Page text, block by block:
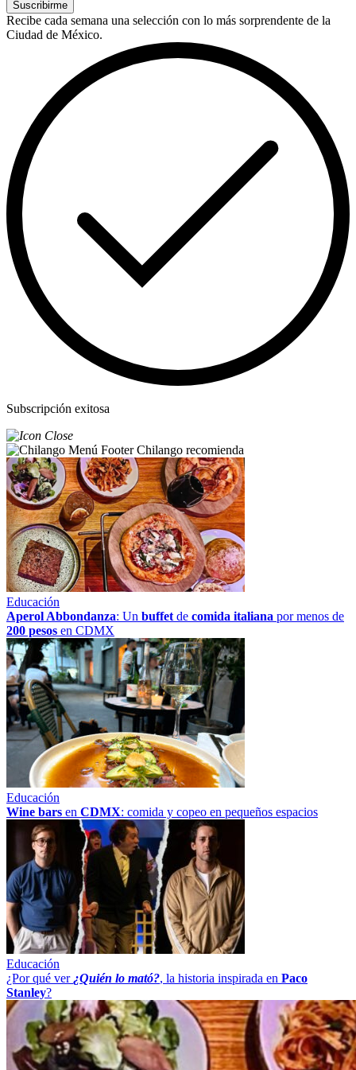
Suscribirme
Recibe cada semana una selección con lo más sorprendente de la
Ciudad de México.
Subscripción exitosa
Chilango recomienda
Educación
Aperol Abbondanza: Un buffet de comida italiana por menos de
200 pesos en CDMX
Educación
Wine bars en CDMX: comida y copeo en pequeños espacios
Educación
¿Por qué ver ¿Quién lo mató?, la historia inspirada en Paco
Stanley?